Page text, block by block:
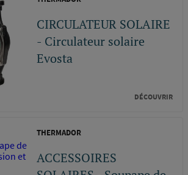
CIRCULATEUR SOLAIRE
- Circulateur solaire
Evosta
DÉCOUVRIR
THERMADOR
ACCESSOIRES